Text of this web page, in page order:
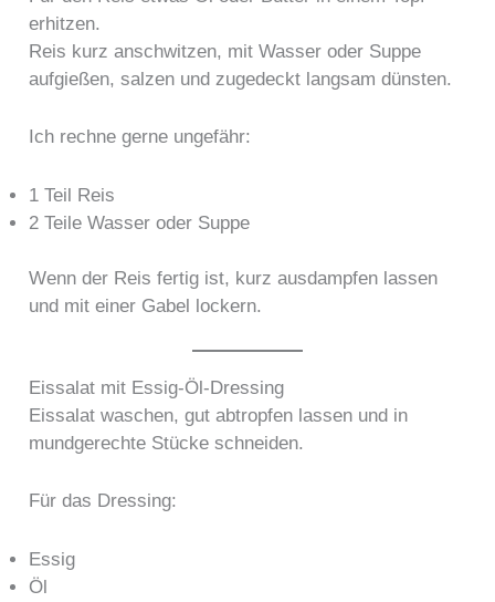
erhitzen.
Reis kurz anschwitzen, mit Wasser oder Suppe
aufgießen, salzen und zugedeckt langsam dünsten.
Ich rechne gerne ungefähr:
1 Teil Reis
2 Teile Wasser oder Suppe
Wenn der Reis fertig ist, kurz ausdampfen lassen
und mit einer Gabel lockern.
Eissalat mit Essig-Öl-Dressing
Eissalat waschen, gut abtropfen lassen und in
mundgerechte Stücke schneiden.
Für das Dressing:
Essig
Öl